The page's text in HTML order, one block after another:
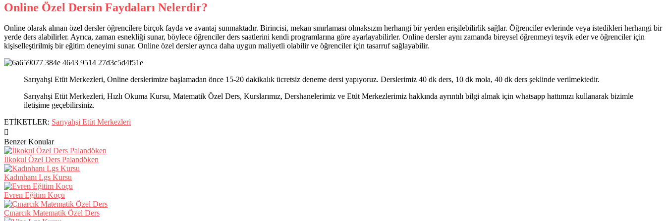
Online Özel Dersin Faydaları Nelerdir?
Online olarak alınan özel dersler öğrencilere birçok fayda ve avantaj sunmaktadır. Birincisi, mekan sınırlaması olmaksızın herhangi bir yerden erişilebilirlik sağlar. Öğrenciler evlerinde veya istedikleri herhangi bir
yerde ders alabilirler. Ayrıca, zaman esnekliği sunar, böylece öğrenciler ders saatlerini kendi programlarına göre ayarlayabilirler. Online dersler aynı zamanda bireysel öğrenmeyi teşvik eder ve öğrenciler için
kişiselleştirilmiş bir eğitim deneyimi sunar. Online özel dersler ayrıca daha uygun maliyetli olabilir ve öğrenciler için tasarruf sağlayabilir.
Sarıyahşi Etüt Merkezleri, Online derslerimize başlamadan önce 15-20 dakikalık ücretsiz deneme dersi yapıyoruz. Derslerimiz 40 dk ders, 10 dk mola, 40 dk ders şeklinde verilmektedir.
Sarıyahşi Etüt Merkezleri, Hızlı Okuma Kursu, Matematik Özel Ders, Kurslarımız, Dershanelerimiz ve Etüt Merkezlerimiz hakkında ayrıntılı bilgi almak için whatsapp hattımızı kullanarak bizimle
iletişime geçebilirsiniz.
ETİKETLER: Sarıyahşi Etüt Merkezleri
Benzer Konular
İlkokul Özel Ders Palandöken
Kadınhanı Lgs Kursu
Evren Eğitim Koçu
Çınarcık Matematik Özel Ders